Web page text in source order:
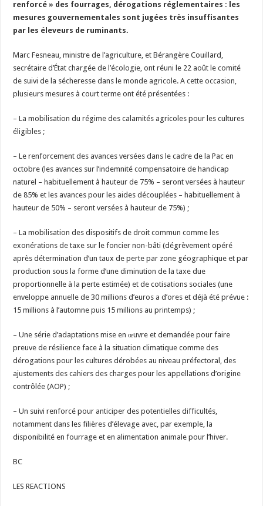
Un été fructueux pour Lactalis
renforcé » des fourrages, dérogations réglementaires : les
mesures gouvernementales sont jugées très insuffisantes
par les éleveurs de ruminants.
Marc Fesneau, ministre de l’agriculture, et Bérangère Couillard,
secrétaire d’État chargée de l’écologie, ont réuni le 22 août le comité
de suivi de la sécheresse dans le monde agricole. A cette occasion,
plusieurs mesures à court terme ont été présentées :
– La mobilisation du régime des calamités agricoles pour les cultures
éligibles ;
– Le renforcement des avances versées dans le cadre de la Pac en
octobre (les avances sur l’indemnité compensatoire de handicap
naturel – habituellement à hauteur de 75% – seront versées à hauteur
de 85% et les avances pour les aides découplées – habituellement à
hauteur de 50% – seront versées à hauteur de 75%) ;
– La mobilisation des dispositifs de droit commun comme les
exonérations de taxe sur le foncier non-bâti (dégrèvement opéré
après détermination d’un taux de perte par zone géographique et par
production sous la forme d’une diminution de la taxe due
proportionnelle à la perte estimée) et de cotisations sociales (une
enveloppe annuelle de 30 millions d’euros a d’ores et déjà été prévue :
15 millions à l’automne puis 15 millions au printemps) ;
– Une série d’adaptations mise en œuvre et demandée pour faire
preuve de résilience face à la situation climatique comme des
dérogations pour les cultures dérobées au niveau préfectoral, des
ajustements des cahiers des charges pour les appellations d’origine
contrôlée (AOP) ;
– Un suivi renforcé pour anticiper des potentielles difficultés,
notamment dans les filières d’élevage avec, par exemple, la
disponibilité en fourrage et en alimentation animale pour l’hiver.
BC
LES REACTIONS